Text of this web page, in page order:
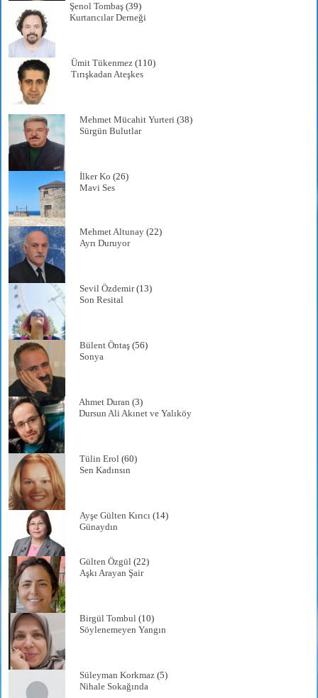
Şenol Tombaş (39)
Kurtarıcılar Derneği
Ümit Tükenmez (110)
Tırışkadan Ateşkes
Mehmet Mücahit Yurteri (38)
Sürgün Bulutlar
İlker Ko (26)
Mavi Ses
Mehmet Altunay (22)
Ayrı Duruyor
Sevil Özdemir(13)
Son Resital
Bülent Öntaş (56)
Sonya
Ahmet Duran (3)
Dursun Ali Akınet ve Yalıköy
Tülin Erol (60)
Sen Kadınsın
Ayşe Gülten Kırıcı (14)
Günaydın
Gülten Özgül (22)
Aşkı Arayan Şair
Birgül Tombul (10)
Söylenemeyen Yangın
Süleyman Korkmaz (5)
Nihale Sokağında